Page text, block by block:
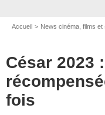
Accueil News cinéma, films et
César 2023
fois